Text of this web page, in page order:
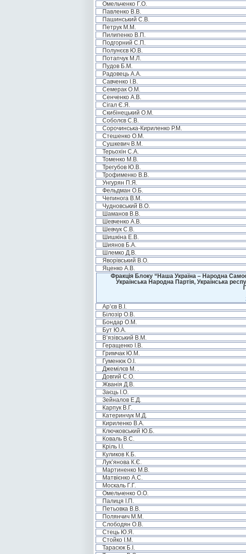
Омельченко Г.О.
Павленко В.В.
Пашинський С.В.
Петрук М.М.
Пилипенко В.П.
Подгорний С.П.
Полунєєв Ю.В.
Потапчук М.Л.
Пудов Б.М.
Радовець А.А.
Савченко І.В.
Семерак О.М.
Сенченко А.В.
Сігал Є.Я.
Скибінецький О.М.
Соболєв С.В.
Сорочинська-Кириленко Р.М.
Стешенко О.М.
Сушкевич В.М.
Терьохін С.А.
Томенко М.В.
Трегубов Ю.В.
Трофименко В.В.
Унгурян П.Я.
Фельдман О.Б.
Чепинога В.М.
Чудновський В.О.
Шаманов В.В.
Шевченко А.В.
Шевчук С.В.
Шишкіна Е.В.
Шиянов Б.А.
Шлемко Д.В.
Яворівський В.О.
Яценко А.В.
Фракція Блоку “Наша Україна – Народна
Українська Народна Партія, Українська
Ар’єв В.І.
Білозір О.В.
Бондар О.М.
Бут Ю.А.
В’язівський В.М.
Геращенко І.В.
Гримчак Ю.М.
Гуменюк О.І.
Джемілєв М. .
Довгий С.О.
Жванія Д.В.
Заєць І.О.
Зейналов Е.Д.
Карпук В.Г.
Катеринчук М.Д.
Кириленко В.А.
Ключковський Ю.Б.
Коваль В.С.
Кріль І.І.
Куликов К.Б.
Лук’янова К.Є.
Мартиненко М.В.
Матвієнко А.С.
Москаль Г.Г.
Омельченко О.О.
Палиця І.П.
Петьовка В.В.
Полянчич М.М.
Слободян О.В.
Стець Ю.Я.
Стойко І.М.
Тарасюк Б.І.